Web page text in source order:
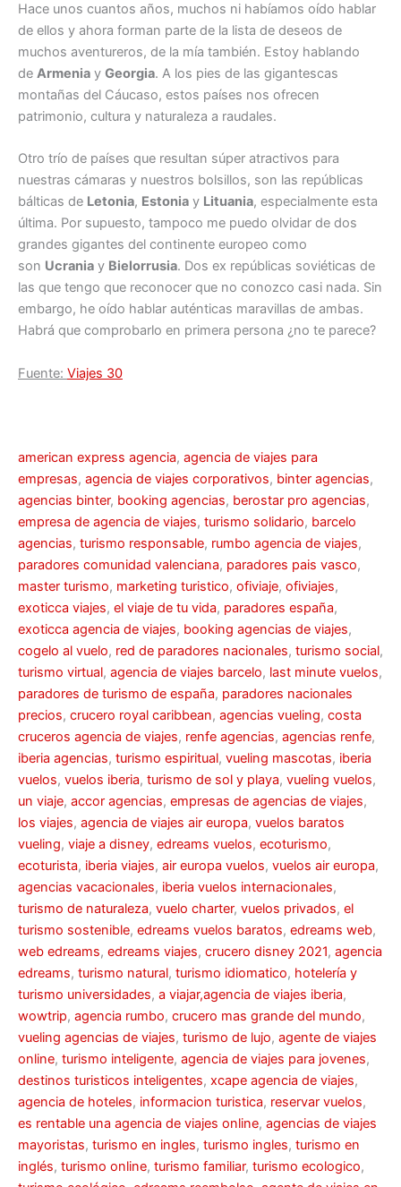
Hace unos cuantos años, muchos ni habíamos oído hablar
de ellos y ahora forman parte de la lista de deseos de
muchos aventureros, de la mía también. Estoy hablando
de Armenia y Georgia. A los pies de las gigantescas
montañas del Cáucaso, estos países nos ofrecen
patrimonio, cultura y naturaleza a raudales.
Otro trío de países que resultan súper atractivos para
nuestras cámaras y nuestros bolsillos, son las repúblicas
bálticas de Letonia, Estonia y Lituania, especialmente esta
última. Por supuesto, tampoco me puedo olvidar de dos
grandes gigantes del continente europeo como
son Ucrania y Bielorrusia. Dos ex repúblicas soviéticas de
las que tengo que reconocer que no conozco casi nada. Sin
embargo, he oído hablar auténticas maravillas de ambas.
Habrá que comprobarlo en primera persona ¿no te parece?
Fuente: Viajes 30
american express agencia, agencia de viajes para
empresas, agencia de viajes corporativos, binter agencias,
agencias binter, booking agencias, berostar pro agencias,
empresa de agencia de viajes, turismo solidario, barcelo
agencias, turismo responsable, rumbo agencia de viajes,
paradores comunidad valenciana, paradores pais vasco,
master turismo, marketing turistico, ofiviaje, ofiviajes,
exoticca viajes, el viaje de tu vida, paradores españa,
exoticca agencia de viajes, booking agencias de viajes,
cogelo al vuelo, red de paradores nacionales, turismo social,
turismo virtual, agencia de viajes barcelo, last minute vuelos,
paradores de turismo de españa, paradores nacionales
precios, crucero royal caribbean, agencias vueling, costa
cruceros agencia de viajes, renfe agencias, agencias renfe,
iberia agencias, turismo espiritual, vueling mascotas, iberia
vuelos, vuelos iberia, turismo de sol y playa, vueling vuelos,
un viaje, accor agencias, empresas de agencias de viajes,
los viajes, agencia de viajes air europa, vuelos baratos
vueling, viaje a disney, edreams vuelos, ecoturismo,
ecoturista, iberia viajes, air europa vuelos, vuelos air europa,
agencias vacacionales, iberia vuelos internacionales,
turismo de naturaleza, vuelo charter, vuelos privados, el
turismo sostenible, edreams vuelos baratos, edreams web,
web edreams, edreams viajes, crucero disney 2021, agencia
edreams, turismo natural, turismo idiomatico, hotelería y
turismo universidades, a viajar,agencia de viajes iberia,
wowtrip, agencia rumbo, crucero mas grande del mundo,
vueling agencias de viajes, turismo de lujo, agente de viajes
online, turismo inteligente, agencia de viajes para jovenes,
destinos turisticos inteligentes, xcape agencia de viajes,
agencia de hoteles, informacion turistica, reservar vuelos,
es rentable una agencia de viajes online, agencias de viajes
mayoristas, turismo en ingles, turismo ingles, turismo en
inglés, turismo online, turismo familiar, turismo ecologico,